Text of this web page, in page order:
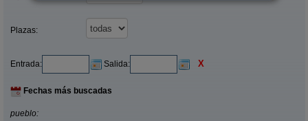
Plazas:
Entrada: Salida: X
Fechas más buscadas
pueblo: